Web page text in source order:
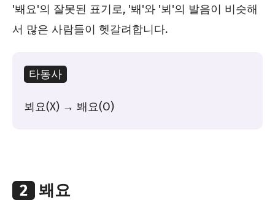
'봬요'의 잘못된 표기로, '봬'와 '뵈'의 발음이 비슷해
서 많은 사람들이 헷갈려합니다.
타동사
뵈요(X) → 봬요(O)
2 봬요